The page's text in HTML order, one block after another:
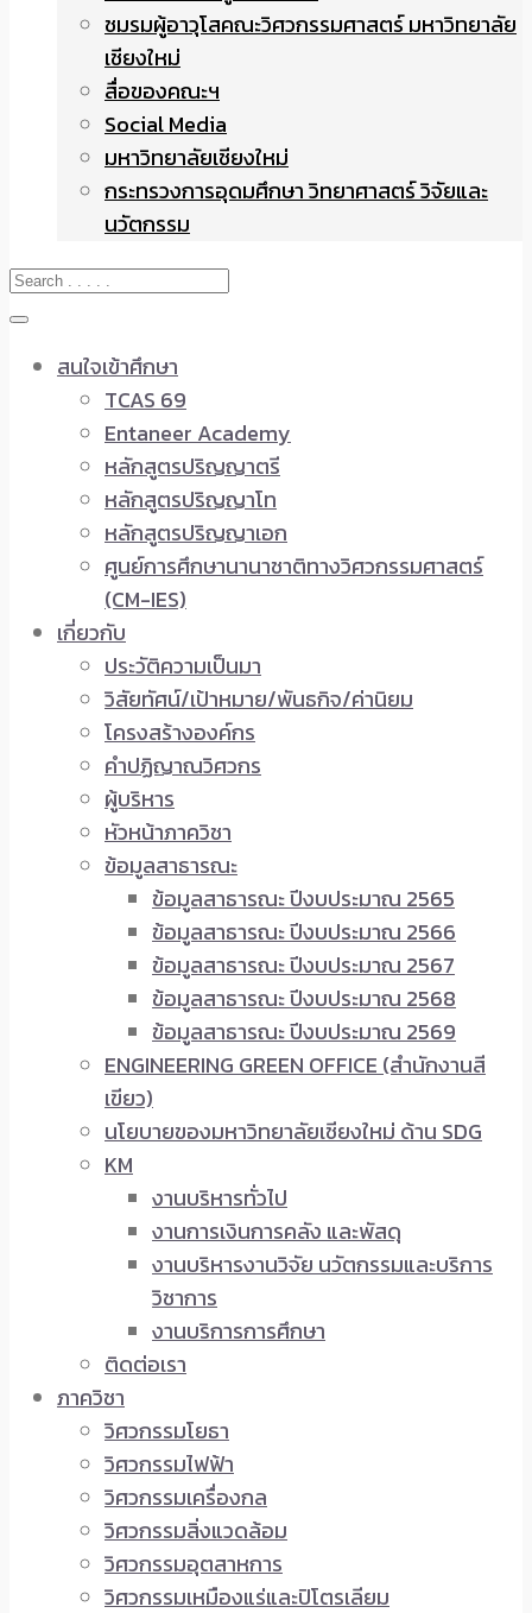
ชมรมผู้อาวุโสคณะวิศวกรรมศาสตร์ มหาวิทยาลัย
เชียงใหม่
สื่อของคณะฯ
Social Media
มหาวิทยาลัยเชียงใหม่
กระทรวงการอุดมศึกษา วิทยาศาสตร์ วิจัยและ
นวัตกรรม
สนใจเข้าศึกษา
TCAS 69
Entaneer Academy
หลักสูตรปริญญาตรี
หลักสูตรปริญญาโท
หลักสูตรปริญญาเอก
ศูนย์การศึกษานานาชาติทางวิศวกรรมศาสตร์
(CM-IES)
เกี่ยวกับ
ประวัติความเป็นมา
วิสัยทัศน์/เป้าหมาย/พันธกิจ/ค่านิยม
โครงสร้างองค์กร
คำปฏิญาณวิศวกร
ผู้บริหาร
หัวหน้าภาควิชา
ข้อมูลสาธารณะ
ข้อมูลสาธารณะ ปีงบประมาณ 2565
ข้อมูลสาธารณะ ปีงบประมาณ 2566
ข้อมูลสาธารณะ ปีงบประมาณ 2567
ข้อมูลสาธารณะ ปีงบประมาณ 2568
ข้อมูลสาธารณะ ปีงบประมาณ 2569
ENGINEERING GREEN OFFICE (สำนักงานสี
เขียว)
นโยบายของมหาวิทยาลัยเชียงใหม่ ด้าน SDG
KM
งานบริหารทั่วไป
งานการเงินการคลัง และพัสดุ
งานบริหารงานวิจัย นวัตกรรมและบริการ
วิชาการ
งานบริการการศึกษา
ติดต่อเรา
ภาควิชา
วิศวกรรมโยธา
วิศวกรรมไฟฟ้า
วิศวกรรมเครื่องกล
วิศวกรรมสิ่งแวดล้อม
วิศวกรรมอุตสาหการ
วิศวกรรมเหมืองแร่และปิโตรเลียม